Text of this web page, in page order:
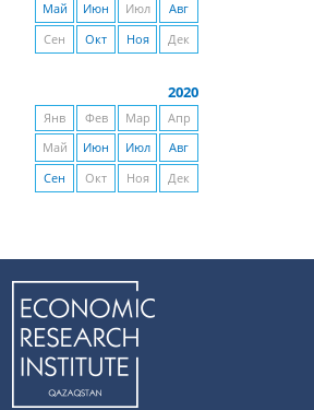
Май
Июн Июл
Авг
Сен
Окт Ноя Дек
2020
Янв Фев Мар
Апр
Май
Июн Июл
Авг
Сен
Окт Ноя Дек